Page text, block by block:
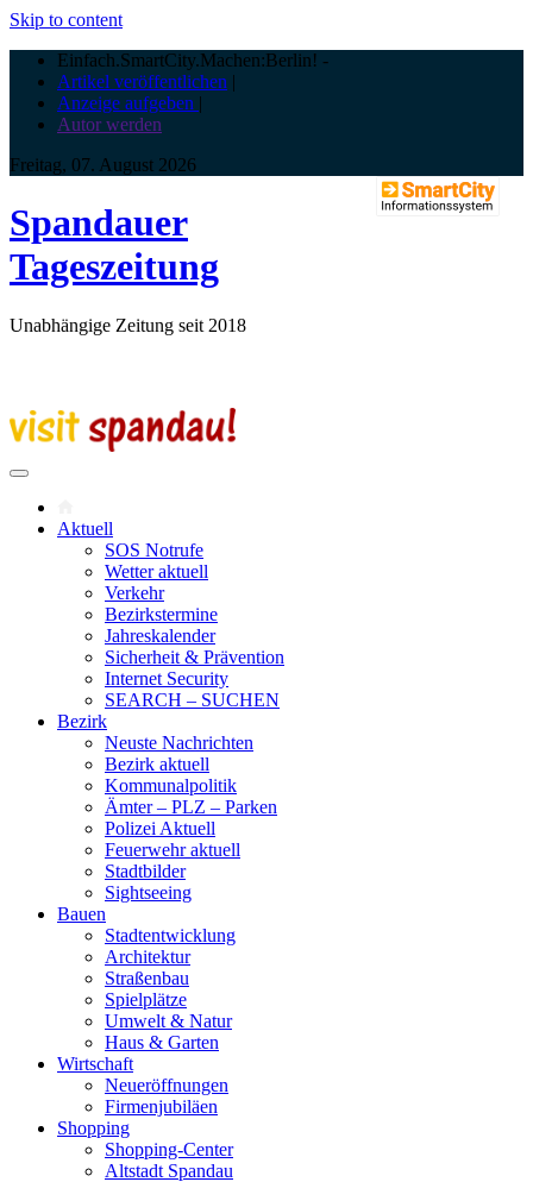
Skip to content
Einfach.SmartCity.Machen:Berlin! -
Artikel veröffentlichen |
Anzeige aufgeben |
Autor werden
Freitag, 07. August 2026
Spandauer
Tageszeitung
Unabhängige Zeitung seit 2018
Aktuell
SOS Notrufe
Wetter aktuell
Verkehr
Bezirkstermine
Jahreskalender
Sicherheit & Prävention
Internet Security
SEARCH – SUCHEN
Bezirk
Neuste Nachrichten
Bezirk aktuell
Kommunalpolitik
Ämter – PLZ – Parken
Polizei Aktuell
Feuerwehr aktuell
Stadtbilder
Sightseeing
Bauen
Stadtentwicklung
Architektur
Straßenbau
Spielplätze
Umwelt & Natur
Haus & Garten
Wirtschaft
Neueröffnungen
Firmenjubiläen
Shopping
Shopping-Center
Altstadt Spandau